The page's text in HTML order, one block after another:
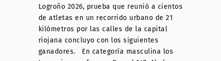
Logroño 2026, prueba que reunió a cientos
de atletas en un recorrido urbano de 21
kilómetros por las calles de la capital
riojana concluyo con los siguientes
ganadores. En categoría masculina los